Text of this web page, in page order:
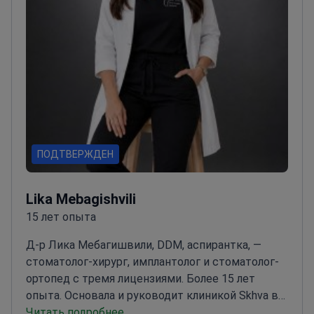
ПОДТВЕРЖДЕН
Lika Mebagishvili
15 лет опыта
Д-р Лика Мебагишвили, DDM, аспирантка, —
стоматолог-хирург, имплантолог и стоматолог-
ортопед с тремя лицензиями. Более 15 лет
опыта. Основала и руководит клиникой Skhva в